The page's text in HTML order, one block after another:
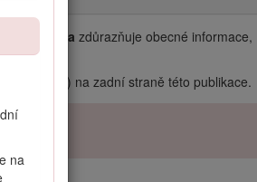
na
Poznámka zdůrazňuje obecné informace,
(POZ) na zadní straně této publikace.